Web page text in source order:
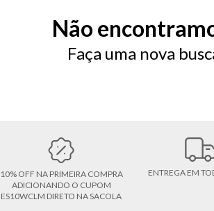
Não
Faça uma nova
10% OFF NA PRIMEIRA COMPRA
ADICIONANDO O CUPOM
ES10WCLM DIRETO NA SACOLA
ENTREGA EM